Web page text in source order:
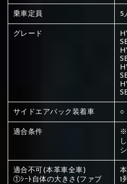
赤く塗られて
ください
メイン生地は下記16種類から
赤く塗られて
ー選択ください
乗車定員 5
グレード
サイドエアバック装着車 ○
適合条件
し
適合不可(本革車全車)
①ｼｰﾄ自体の大きさ(ファブ
1